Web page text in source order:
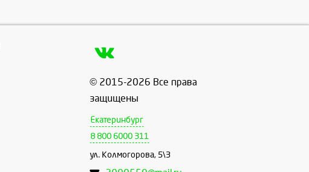
© 2015-2026 Все права
защищены
Екатеринбург
8 800 6000 311
ул. Колмогорова, 5\3